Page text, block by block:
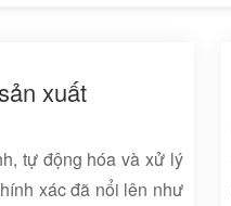
xuất
tự động hóa và xử lý
xác đã nổi lên như